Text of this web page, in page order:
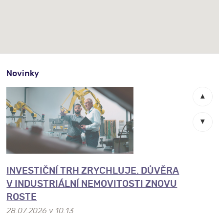
Novinky
▲
▼
ČESKÝ INDUSTRIÁLNÍ TRH V Q2 2026:
VÍCE DOSTUPNÝCH PLOCH A NOVÉ
PŘÍLEŽITOSTI PRO NÁJEMCE
05.08.2026 v 09:20
INVESTIČNÍ TRH ZRYCHLUJE. DŮVĚRA
V INDUSTRIÁLNÍ NEMOVITOSTI ZNOVU
ROSTE
28.07.2026 v 10:13